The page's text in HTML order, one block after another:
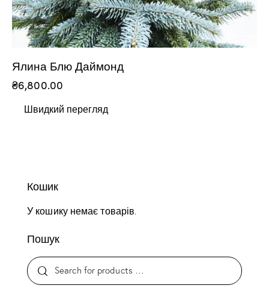
Ялина Блю Даймонд
₴6,800.00
Швидкий перегляд
Кошик
У кошику немає товарів.
Пошук